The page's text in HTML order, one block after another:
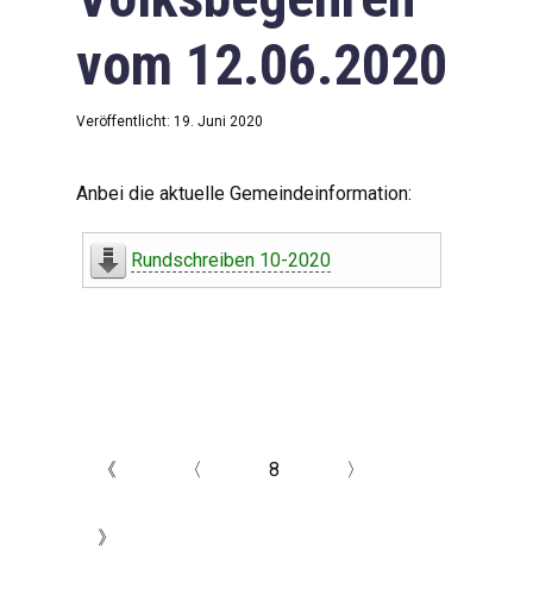
vom 12.06.2020
Veröffentlicht: 19. Juni 2020
Anbei die aktuelle Gemeindeinformation:
Rundschreiben 10-2020
《 〈 8 〉
》